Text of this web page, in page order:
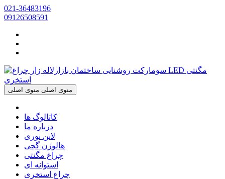
021-36483196
09126508591
منوی اصلی منوی اصلی
کاتالوگ ها
درباره ما
لاین نوری
هالوژن گچی
چراغ مگنتی
استوانه ای
چراغ استخری